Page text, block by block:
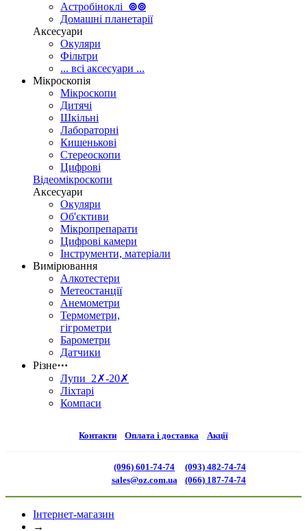
Астробіноклі ⊚⊚
Домашні планетарії
Аксесуари
Окуляри
Фільтри
... всі аксесуари ...
Мікроскопія
Мікроскопи
Дитячі
Шкільні
Лабораторні
Кишенькові
Стереоскопи
Цифрові
Відеомікроскопи
Аксесуари
Окуляри
Об'єктиви
Мікропрепарати
Цифрові камери
Інструменти, матеріали
Вимірювання
Алкотестери
Метеостанції
Анемометри
Термометри,
гігрометри
Барометри
Датчики
Різне⋯
Лупи 2✗-20✗
Ліхтарі
Компаси
Контакти Оплата і доставка Акції
(096) 601-74-74
sales@oz.com.ua
(093) 482-74-74
(066) 187-74-74
Інтернет-магазин
→